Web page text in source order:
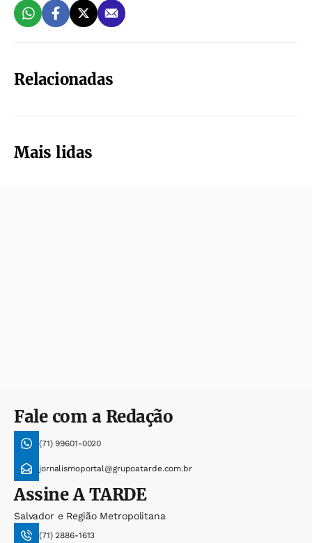
Relacionadas
Mais lidas
Fale com a Redação
(71) 99601-0020
jornalismoportal@grupoatarde.com.br
AssineA TARDE
Salvador e Região Metropolitana
(71) 2886-1613